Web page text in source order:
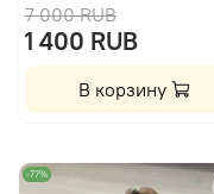
7 000 RUB
1 400 RUB
В корзину
-77%